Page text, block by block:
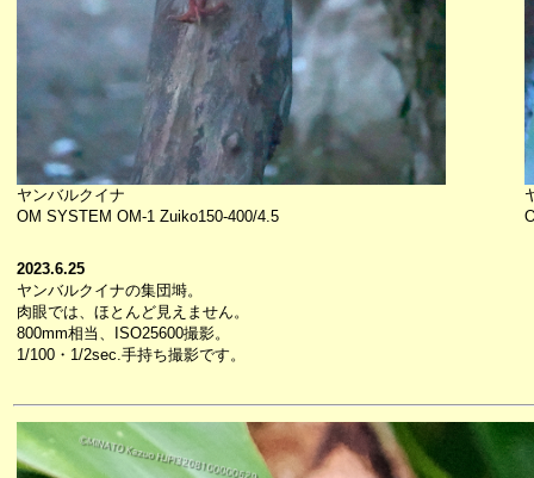
ヤンバルクイナ
OM SYSTEM OM-1 Zuiko150-400/4.5
2023.6.25
ヤンバルクイナの集団塒。
肉眼では、ほとんど見えません。
800mm相当、ISO25600撮影。
1/100・1/2sec.手持ち撮影です。